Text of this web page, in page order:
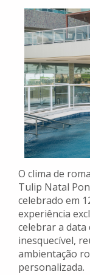
O clima de
Tulip Natal
celebrado em
experiência
celebrar a data
inesquecível,
ambientação
personalizada.